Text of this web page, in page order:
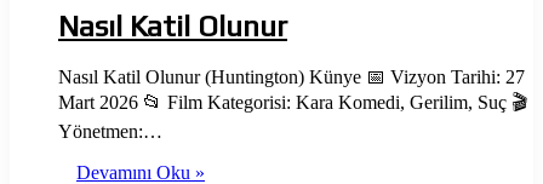
Nasıl Katil Olunur
Nasıl Katil Olunur (Huntington) Künye 📅 Vizyon Tarihi: 27
Mart 2026 📂 Film Kategorisi: Kara Komedi, Gerilim, Suç 🎬
Yönetmen:…
Devamını Oku »